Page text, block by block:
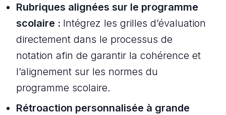
Rubriques alignées sur le programme
scolaire : Intégrez les grilles d’évaluation
directement dans le processus de
notation afin de garantir la cohérence et
l’alignement sur les normes du
programme scolaire.
Rétroaction personnalisée à grande